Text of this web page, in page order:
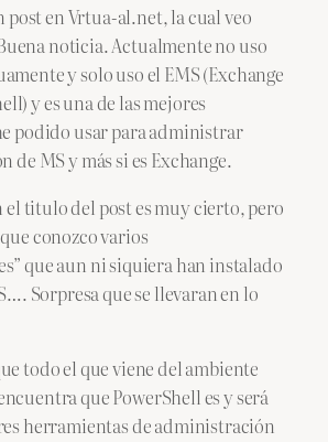
post en Vrtua-al.net, la cual veo
noticia. Actualmente no uso
y solo uso el EMS (Exchange
y es una de las mejores
podido usar para administrar
de MS y más si es Exchange.
el titulo del post es muy cierto, pero
conozco varios
que aun ni siquiera han instalado
Sorpresa que se llevaran en lo
todo el que viene del ambiente
que PowerShell es y será
herramientas de administración